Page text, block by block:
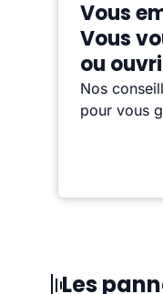
Vous
Vous
ou
Nos
pour vous
Les